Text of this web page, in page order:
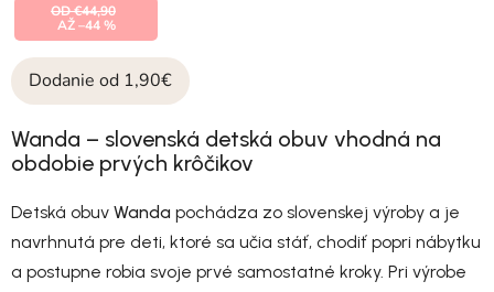
Dodanie od 1,90€
Wanda – slovenská detská obuv vhodná na
obdobie prvých krôčikov
Detská obuv Wanda pochádza zo slovenskej výroby a je
navrhnutá pre deti, ktoré sa učia stáť, chodiť popri nábytku
a postupne robia svoje prvé samostatné kroky. Pri výrobe
OD €44,90
AŽ –44 %